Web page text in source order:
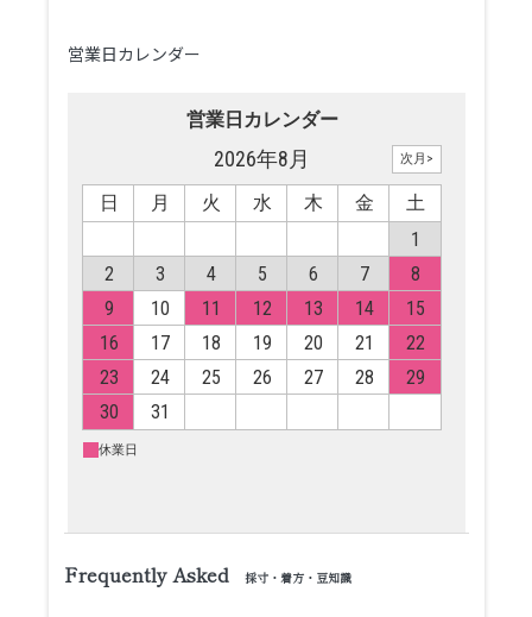
営業日カレンダー
Frequently Asked 採寸・着方・豆知識